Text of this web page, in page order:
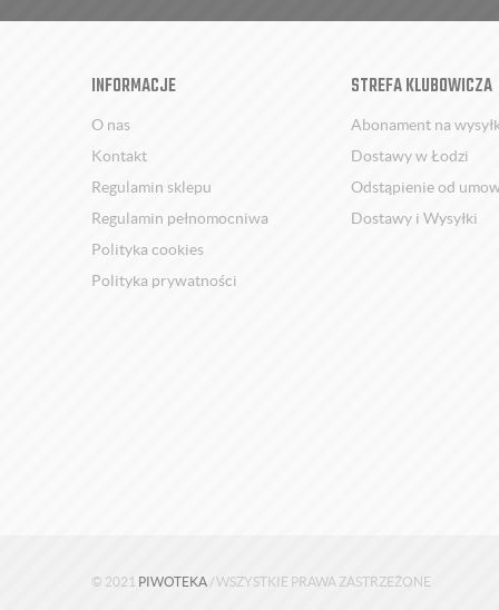
INFORMACJE
O nas
Kontakt
Regulamin sklepu
Regulamin pełnomocniwa
Polityka cookies
Polityka prywatności
STREFA KLUBOWICZA
Abonament na
Dostawy w Łodzi
Odstąpienie od
Dostawy i Wysyłki
© 2021 PIWOTEKA / WSZYSTKIE PRAWA ZASTRZEŻONE